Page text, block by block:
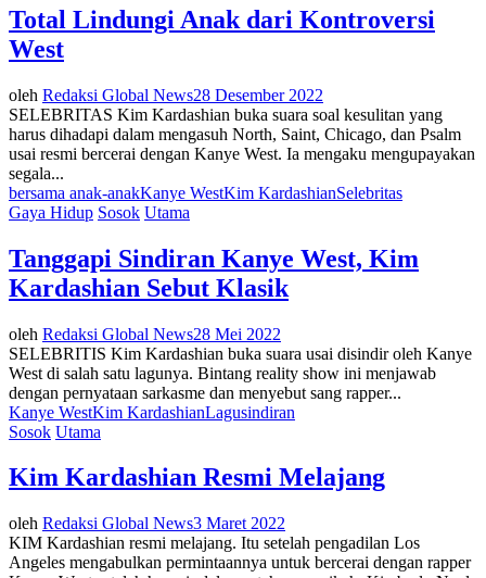
Total Lindungi Anak dari Kontroversi
West
oleh Redaksi Global News28 Desember 2022
SELEBRITAS Kim Kardashian buka suara soal kesulitan yang
harus dihadapi dalam mengasuh North, Saint, Chicago, dan Psalm
usai resmi bercerai dengan Kanye West. Ia mengaku mengupayakan
segala...
bersama anak-anakKanye WestKim KardashianSelebritas
Gaya Hidup Sosok Utama
Tanggapi Sindiran Kanye West, Kim
Kardashian Sebut Klasik
oleh Redaksi Global News28 Mei 2022
SELEBRITIS Kim Kardashian buka suara usai disindir oleh Kanye
West di salah satu lagunya. Bintang reality show ini menjawab
dengan pernyataan sarkasme dan menyebut sang rapper...
Kanye WestKim KardashianLagusindiran
Sosok Utama
Kim Kardashian Resmi Melajang
oleh Redaksi Global News3 Maret 2022
KIM Kardashian resmi melajang. Itu setelah pengadilan Los
Angeles mengabulkan permintaannya untuk bercerai dengan rapper